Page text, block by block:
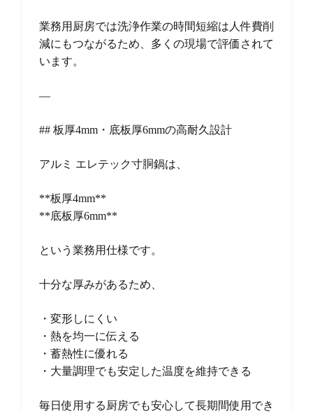
業務用厨房では洗浄作業の時間短縮は人件費削
減にもつながるため、多くの現場で評価されて
います。
—
## 板厚4mm・底板厚6mmの高耐久設計
アルミ エレテック寸胴鍋は、
**板厚4mm**
**底板厚6mm**
という業務用仕様です。
十分な厚みがあるため、
・変形しにくい
・熱を均一に伝える
・蓄熱性に優れる
・大量調理でも安定した温度を維持できる
毎日使用する厨房でも安心して長期間使用でき